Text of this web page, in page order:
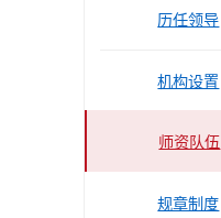
历任领导
机构设置
师资队伍
规章制度